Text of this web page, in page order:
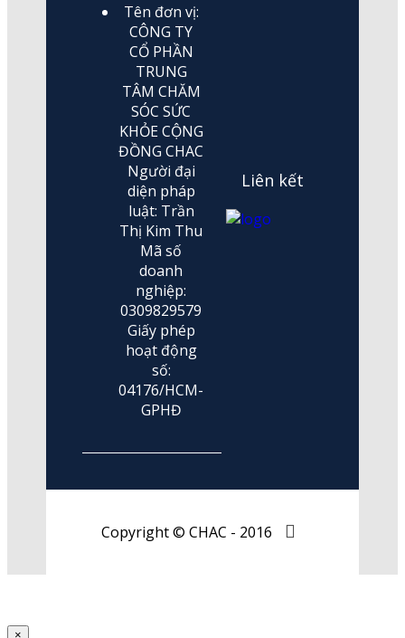
Tên đơn vị:
CÔNG TY
CỔ PHẦN
TRUNG
TÂM CHĂM
SÓC SỨC
KHỎE CỘNG
ĐỒNG CHAC
Người đại
diện pháp
luật: Trần
Thị Kim Thu
Mã số
doanh
nghiệp:
0309829579
Giấy phép
hoạt động
số:
04176/HCM-
GPHĐ
Liên kết
Copyright © CHAC - 2016
×